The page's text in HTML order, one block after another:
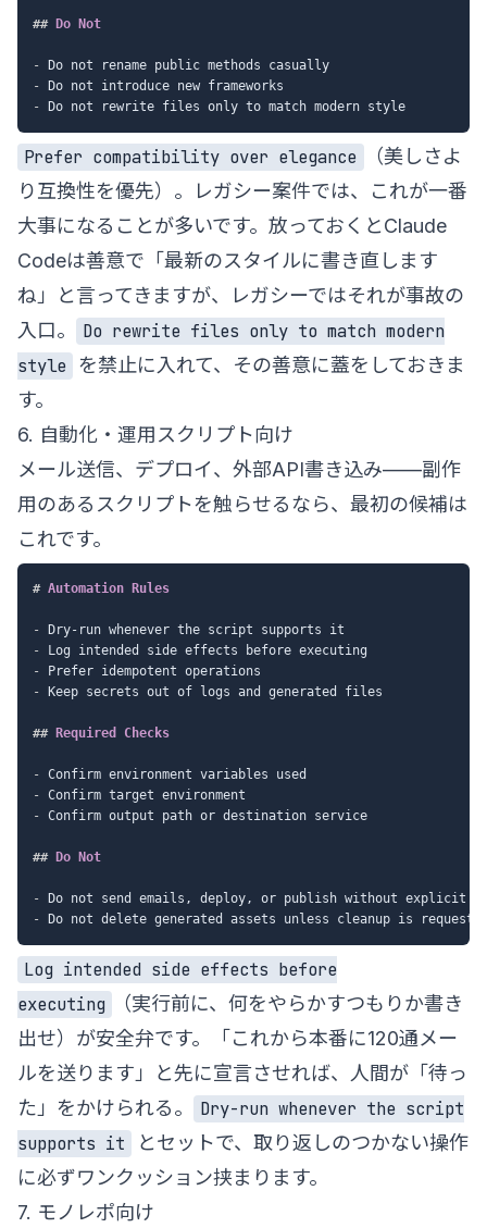
## Do Not
-
-
-
Prefer compatibility over elegance
（美しさよ
り互換性を優先）。レガシー案件では、これが一番
大事になることが多いです。放っておくとClaude
Codeは善意で「最新のスタイルに書き直します
ね」と言ってきますが、レガシーではそれが事故の
入口。
Do rewrite files only to match modern
style
を禁止に入れて、その善意に蓋をしておきま
す。
6. 自動化・運用スクリプト向け
メール送信、デプロイ、外部API書き込み——副作
用のあるスクリプトを触らせるなら、最初の候補は
これです。
# Automation Rules
-
-
-
- Keep secrets out of logs and generated files
## Required Checks
-
-
- Confirm output path or destination service
## Do Not
-
-
Log intended side effects before
executing
（実行前に、何をやらかすつもりか書き
出せ）が安全弁です。「これから本番に120通メー
ルを送ります」と先に宣言させれば、人間が「待っ
た」をかけられる。
Dry-run whenever the script
supports it
とセットで、取り返しのつかない操作
に必ずワンクッション挟まります。
7. モノレポ向け